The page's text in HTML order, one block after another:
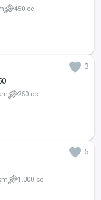
450 cc
3
250 cc
5
1.000 cc